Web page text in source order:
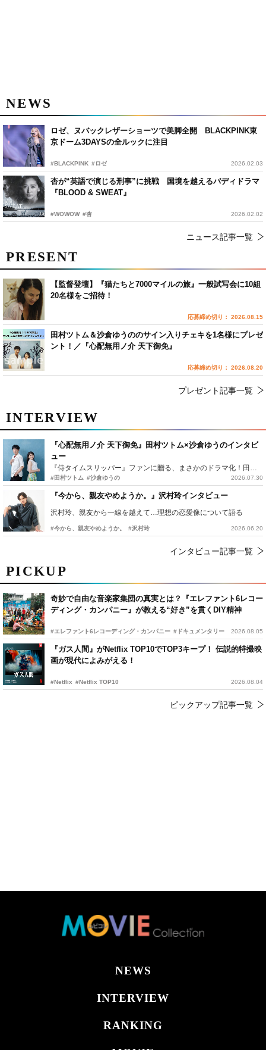
NEWS
ロゼ、ヌバックレザーショーツで美脚全開 BLACKPINK東
京ドーム3DAYSの全ルックに注目
#BLACKPINK #ロゼ 2026.02.03
杏が“英語で演じる刑事”に挑戦 国境を越えるバディドラマ
『BLOOD & SWEAT』
#WOWOW #杏 2026.02.02
ニュース記事一覧
PICKUP
奇妙で自由な音楽家集団の真実とは？『エレファント6レコー
ディング・カンパニー』が教える“好き”を貫くDIY精神
#エレファント6レコーディング・カンパニー #ドキュメンタリー 2026.08.05
『ガス人間』がNetflix TOP10でTOP3キープ！ 伝説的特撮映
画が現代によみがえる！
#Netflix #Netflix TOP10 2026.08.04
ピックアップ記事一覧
INTERVIEW
『心配無用ノ介 天下御免』田村ツトム×沙倉ゆうのインタビ
ュー
『侍タイムスリッパー』ファンに贈る、まさかのドラマ化！田村ツトム×沙倉ゆうのが語る『心配無用ノ介』撮影秘話
#田村ツトム #沙倉ゆうの 2026.07.30
『今から、親友やめようか。』沢村玲インタビュー
沢村玲、親友から一線を越えて…理想の恋愛像について語る
#今から、親友やめようか。 #沢村玲 2026.06.20
インタビュー記事一覧
PRESENT
【監督登壇】『猫たちと7000マイルの旅』一般試写会に10組
20名様をご招待！
応募締め切り： 2026.08.15
田村ツトム＆沙倉ゆうののサイン入りチェキを1名様にプレゼ
ント！／『心配無用ノ介 天下御免』
応募締め切り： 2026.08.20
プレゼント記事一覧
NEWS
INTERVIEW
RANKING